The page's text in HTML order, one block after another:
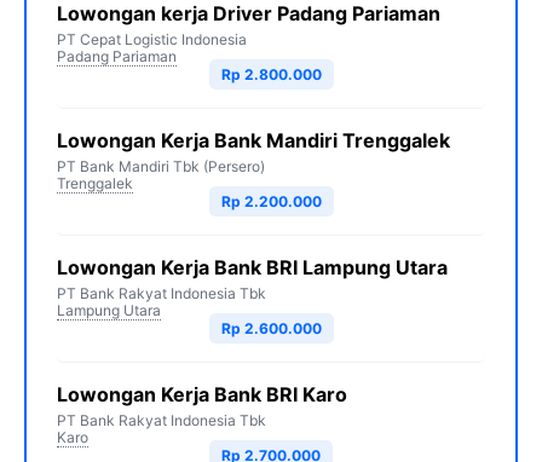
Lowongan kerja Driver Padang Pariaman
PT Cepat Logistic Indonesia
Padang Pariaman
Rp 2.800.000
Lowongan Kerja Bank Mandiri Trenggalek
PT Bank Mandiri Tbk (Persero)
Trenggalek
Rp 2.200.000
Lowongan Kerja Bank BRI Lampung Utara
PT Bank Rakyat Indonesia Tbk
Lampung Utara
Rp 2.600.000
Lowongan Kerja Bank BRI Karo
PT Bank Rakyat Indonesia Tbk
Karo
Rp 2.700.000